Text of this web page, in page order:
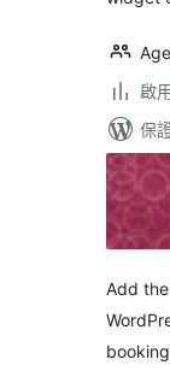
啟
保
Add